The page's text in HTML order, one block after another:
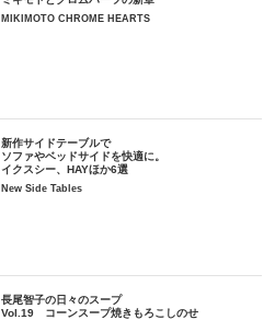
MIKIMOTO CHROME HEARTS
新作サイドテーブルで
ソファやベッドサイドを快適に。
イクスシー、HAYほか6選
New Side Tables
長尾智子の日々のスープ
Vol.19 コーンスープ焼きもろこしのせ